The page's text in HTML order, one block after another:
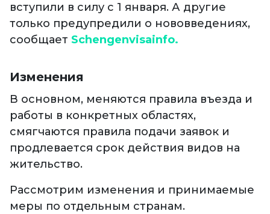
вступили в силу с 1 января. А другие
только предупредили о нововведениях,
сообщает Schengenvisainfo.
Изменения
В основном, меняются правила въезда и
работы в конкретных областях,
смягчаются правила подачи заявок и
продлевается срок действия видов на
жительство.
Рассмотрим изменения и принимаемые
меры по отдельным странам.